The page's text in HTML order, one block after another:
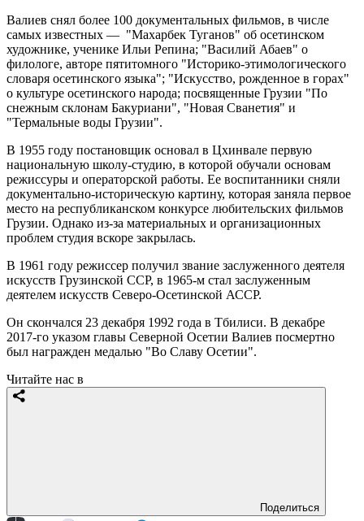
Валиев снял более 100 документальных фильмов, в числе
самых известных — "Махарбек Туганов" об осетинском
художнике, ученике Ильи Репина; "Василий Абаев" о
филологе, авторе пятитомного "Историко-этимологического
словаря осетинского языка"; "Искусство, рожденное в горах"
о культуре осетинского народа; посвященные Грузии "По
снежным склонам Бакуриани", "Новая Сванетия" и
"Термальные воды Грузии".
В 1955 году постановщик основал в Цхинвале первую
национальную школу-студию, в которой обучали основам
режиссуры и операторской работы. Ее воспитанники сняли
документально-историческую картину, которая заняла первое
место на республиканском конкурсе любительских фильмов
Грузии. Однако из-за материальных и организационных
проблем студия вскоре закрылась.
В 1961 году режиссер получил звание заслуженного деятеля
искусств Грузинской ССР, в 1965-м стал заслуженным
деятелем искусств Северо-Осетинской АССР.
Он скончался 23 декабря 1992 года в Тбилиси. В декабре
2017-го указом главы Северной Осетии Валиев посмертно
был награжден медалью "Во Славу Осетии".
Читайте нас в
Поделиться